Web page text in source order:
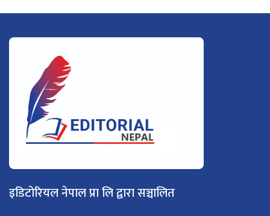
इडिटोरियल नेपाल प्रा लि द्वारा सञ्चालित